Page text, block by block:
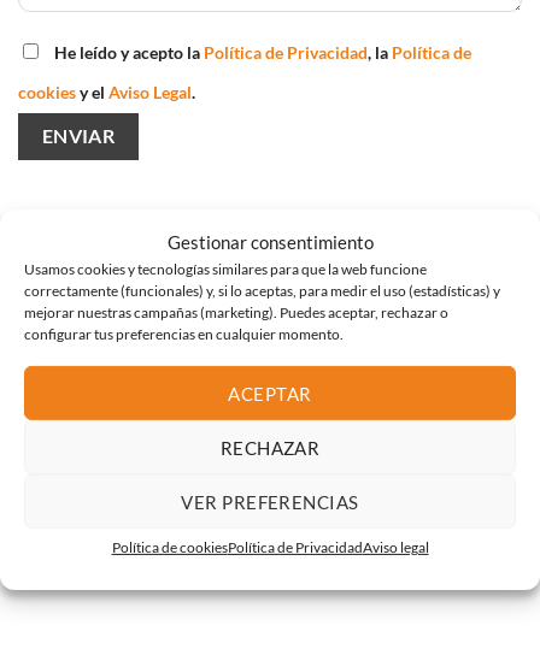
Gestionar consentimiento
Usamos cookies y tecnologías similares para que la web funcione
correctamente (funcionales) y, si lo aceptas, para medir el uso (estadísticas) y
mejorar nuestras campañas (marketing). Puedes aceptar, rechazar o
configurar tus preferencias en cualquier momento.
ACEPTAR
RECHAZAR
VER PREFERENCIAS
Política de cookiesPolítica de PrivacidadAviso legal
He leído y acepto la Política de Privacidad, la Política de
cookiesy el Aviso Legal.